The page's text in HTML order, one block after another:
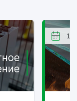
14